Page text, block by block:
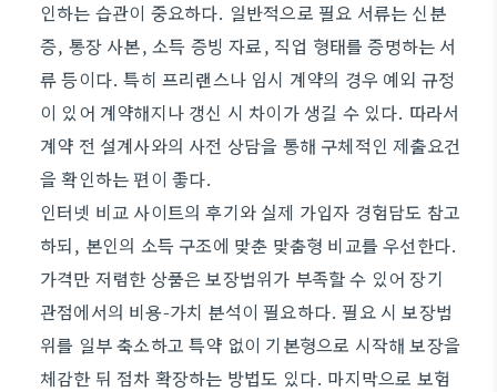
인하는 습관이 중요하다. 일반적으로 필요 서류는 신분
증, 통장 사본, 소득 증빙 자료, 직업 형태를 증명하는 서
류 등이다. 특히 프리랜스나 임시 계약의 경우 예외 규정
이 있어 계약해지나 갱신 시 차이가 생길 수 있다. 따라서
계약 전 설계사와의 사전 상담을 통해 구체적인 제출요건
을 확인하는 편이 좋다.
인터넷 비교 사이트의 후기와 실제 가입자 경험담도 참고
하되, 본인의 소득 구조에 맞춘 맞춤형 비교를 우선한다.
가격만 저렴한 상품은 보장범위가 부족할 수 있어 장기
관점에서의 비용-가치 분석이 필요하다. 필요 시 보장범
위를 일부 축소하고 특약 없이 기본형으로 시작해 보장을
체감한 뒤 점차 확장하는 방법도 있다. 마지막으로 보험